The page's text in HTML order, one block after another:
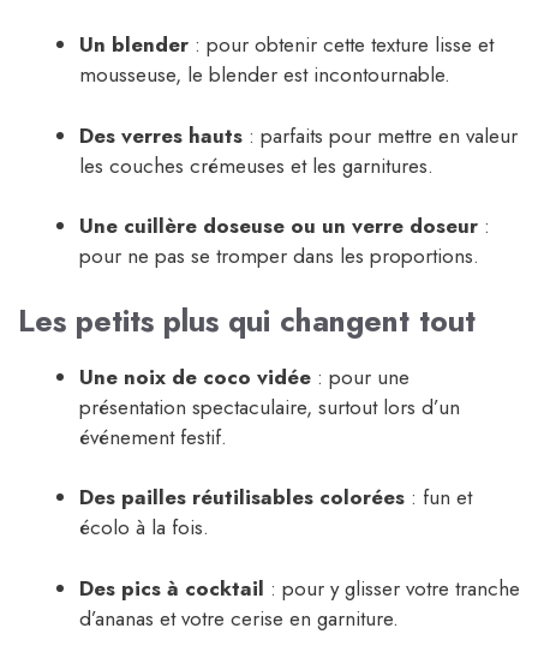
Un blender : pour obtenir cette texture lisse et
mousseuse, le blender est incontournable.
Des verres hauts : parfaits pour mettre en valeur
les couches crémeuses et les garnitures.
Une cuillère doseuse ou un verre doseur :
pour ne pas se tromper dans les proportions.
Les petits plus qui changent tout
Une noix de coco vidée : pour une
présentation spectaculaire, surtout lors d’un
événement festif.
Des pailles réutilisables colorées : fun et
écolo à la fois.
Des pics à cocktail : pour y glisser votre tranche
d’ananas et votre cerise en garniture.